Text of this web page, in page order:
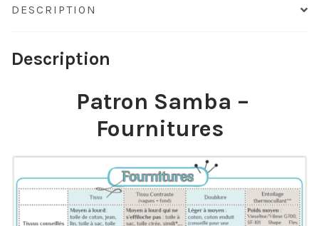
DESCRIPTION
Description
Patron Samba –
Fournitures